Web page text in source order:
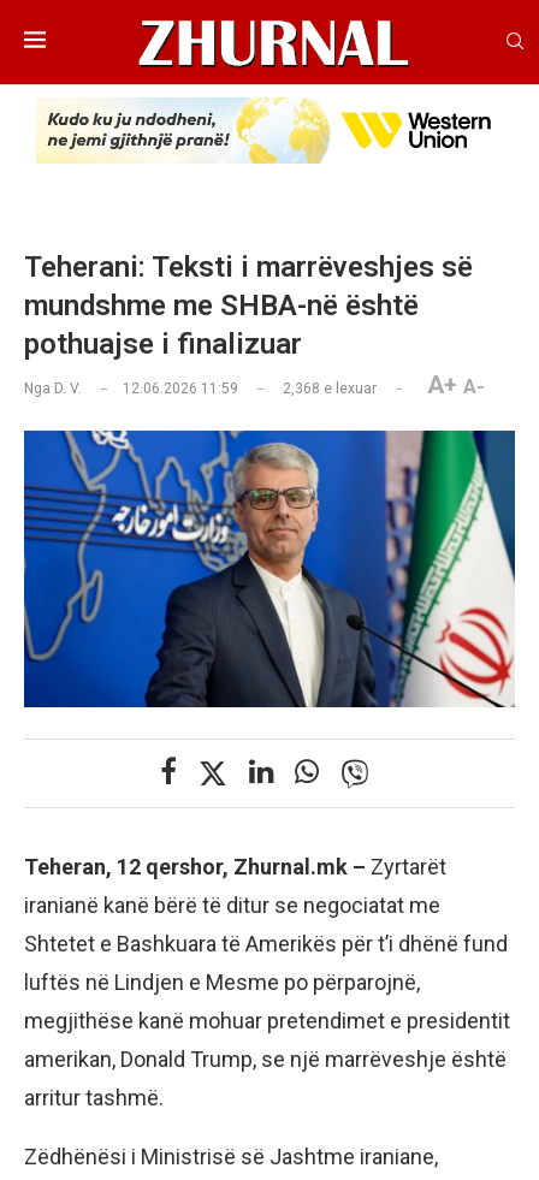
Teherani: Teksti i marrëveshjes së
mundshme me SHBA-në është
pothuajse i finalizuar
Nga D. V. 12.06.2026 11:59 2,368 e lexuar A+ A-
Teheran, 12 qershor, Zhurnal.mk – Zyrtarët
iranianë kanë bërë të ditur se negociatat me
Shtetet e Bashkuara të Amerikës për t’i dhënë fund
luftës në Lindjen e Mesme po përparojnë,
megjithëse kanë mohuar pretendimet e presidentit
amerikan, Donald Trump, se një marrëveshje është
arritur tashmë.
Zëdhënësi i Ministrisë së Jashtme iraniane,